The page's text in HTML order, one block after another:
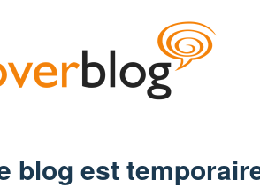
blog est